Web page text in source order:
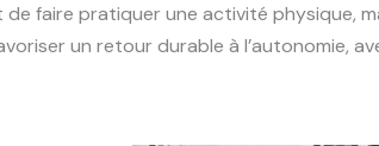
de faire pratiquer une activité physique,
un retour durable à l’autonomie,